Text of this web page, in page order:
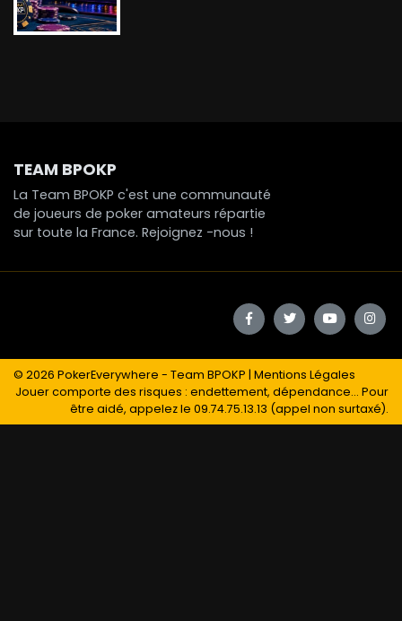
TEAM BPOKP
La Team BPOKP c'est une communauté
de joueurs de poker amateurs répartie
sur toute la France. Rejoignez -nous !
© 2026 PokerEverywhere - Team BPOKP | Mentions Légales
Jouer comporte des risques : endettement, dépendance... Pour
être aidé, appelez le 09.74.75.13.13 (appel non surtaxé).